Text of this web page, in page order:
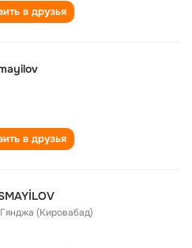
в друзья
в друзья
Гянджа (Кировабад)